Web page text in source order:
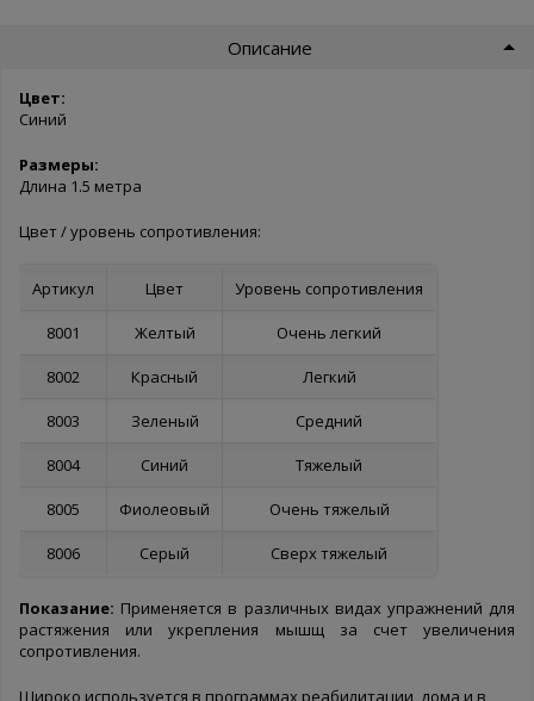
Описание
Цвет:
Синий
Размеры:
Длина 1.5 метра
Цвет / уровень сопротивления:
Артикул Цвет Уровень сопротивления
8001 Желтый Очень легкий
8002 Красный Легкий
8003 Зеленый Средний
8004 Синий Тяжелый
8005 Фиолеовый Очень тяжелый
8006 Серый Сверх тяжелый
Показание: Применяется в различных видах упражнений для
растяжения или укрепления мышщ за счет увеличения
сопротивления.
Широко используется в программах реабилитации, дома и в